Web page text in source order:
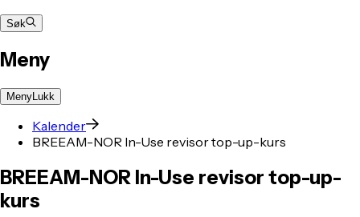
Søk
Meny
MenyLukk
Kalender
BREEAM-NOR In-Use revisor top-up-kurs
BREEAM-NOR In-Use revisor top-up-
kurs